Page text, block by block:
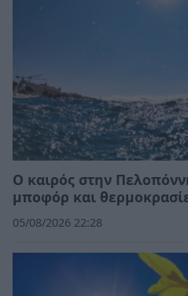
Ο καιρός στην
μποφόρ και
05/08/2026 22:28